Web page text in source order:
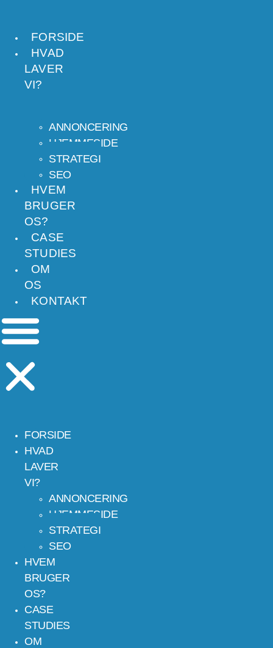
TIL
INDHOLD
FORSIDE
HVAD
LAVER
VI?
ANNONCERING
HJEMMESIDE
STRATEGI
SEO
HVEM
BRUGER
OS?
CASE
STUDIES
OM
OS
KONTAKT
FORSIDE
HVAD
LAVER
VI?
ANNONCERING
HJEMMESIDE
STRATEGI
SEO
HVEM
BRUGER
OS?
CASE
STUDIES
OM